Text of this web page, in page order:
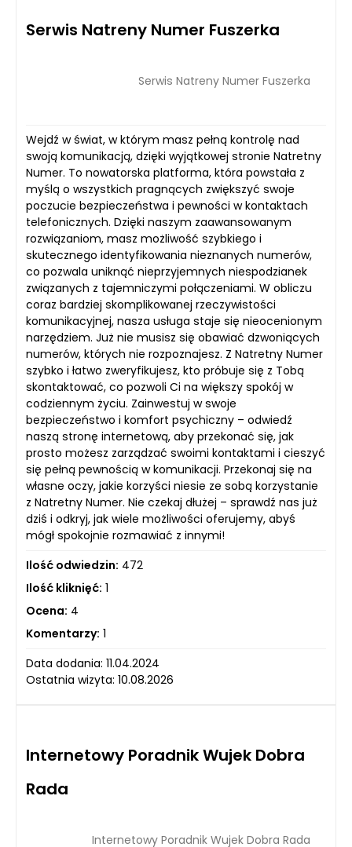
Serwis Natreny Numer Fuszerka
Serwis Natreny Numer Fuszerka
Wejdź w świat, w którym masz pełną kontrolę nad
swoją komunikacją, dzięki wyjątkowej stronie Natretny
Numer. To nowatorska platforma, która powstała z
myślą o wszystkich pragnących zwiększyć swoje
poczucie bezpieczeństwa i pewności w kontaktach
telefonicznych. Dzięki naszym zaawansowanym
rozwiązaniom, masz możliwość szybkiego i
skutecznego identyfikowania nieznanych numerów,
co pozwala uniknąć nieprzyjemnych niespodzianek
związanych z tajemniczymi połączeniami. W obliczu
coraz bardziej skomplikowanej rzeczywistości
komunikacyjnej, nasza usługa staje się nieocenionym
narzędziem. Już nie musisz się obawiać dzwoniących
numerów, których nie rozpoznajesz. Z Natretny Numer
szybko i łatwo zweryfikujesz, kto próbuje się z Tobą
skontaktować, co pozwoli Ci na większy spokój w
codziennym życiu. Zainwestuj w swoje
bezpieczeństwo i komfort psychiczny – odwiedź
naszą stronę internetową, aby przekonać się, jak
prosto możesz zarządzać swoimi kontaktami i cieszyć
się pełną pewnością w komunikacji. Przekonaj się na
własne oczy, jakie korzyści niesie ze sobą korzystanie
z Natretny Numer. Nie czekaj dłużej – sprawdź nas już
dziś i odkryj, jak wiele możliwości oferujemy, abyś
mógł spokojnie rozmawiać z innymi!
Ilość odwiedzin: 472
Ilość kliknięć: 1
Ocena: 4
Komentarzy: 1
Data dodania: 11.04.2024
Ostatnia wizyta: 10.08.2026
Internetowy Poradnik Wujek Dobra
Rada
Internetowy Poradnik Wujek Dobra Rada